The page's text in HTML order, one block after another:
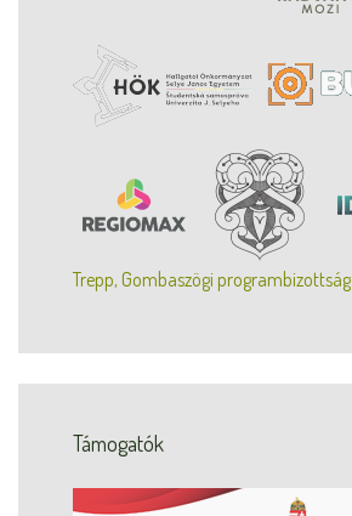
Trepp, Gombaszögi programbizottság
Támogatók